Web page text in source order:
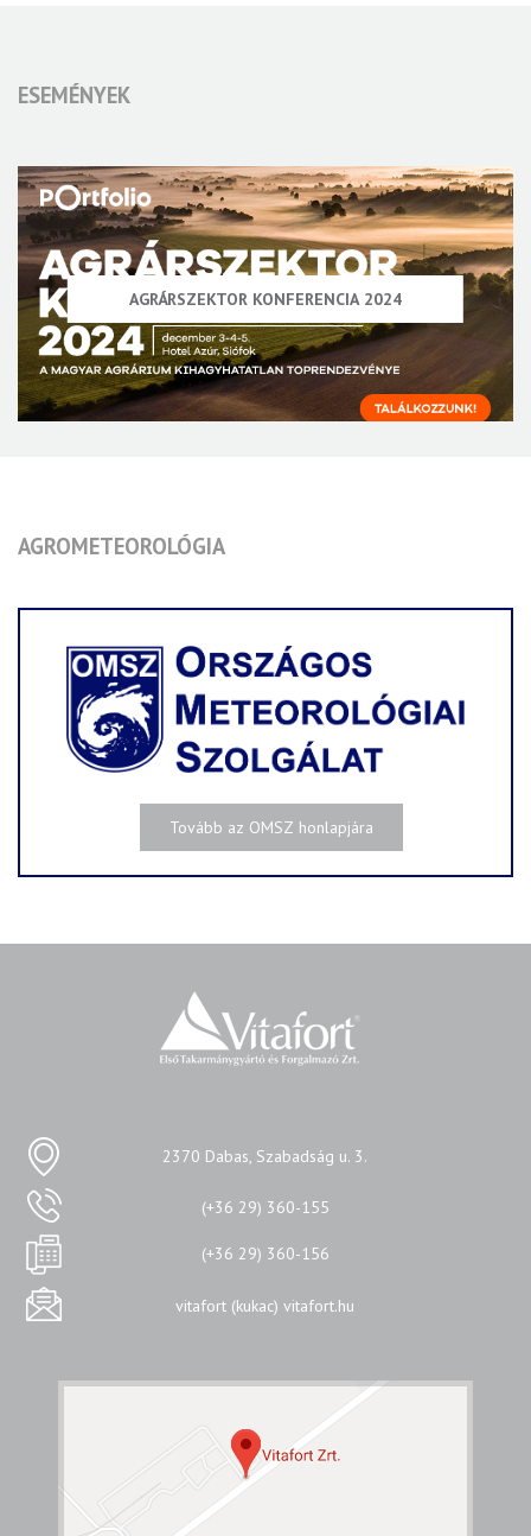
ESEMÉNYEK
AGRÁRSZEKTOR KONFERENCIA 2024
AGROMETEOROLÓGIA
Tovább az OMSZ honlapjára
2370 Dabas, Szabadság u. 3.
(+36 29) 360-155
(+36 29) 360-156
vitafort (kukac) vitafort.hu